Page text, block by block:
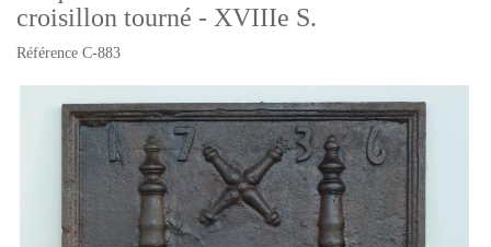
croisillon tourné - XVIIIe S.
Référence C-883